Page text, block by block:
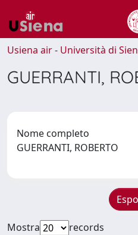
Usiena air - Università di
GUERRANTI,
Nome completo
GUERRANTI, ROBERTO
Mostra
records